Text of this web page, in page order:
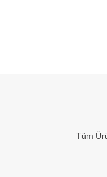
karaciğer detoksu için
Vitaminlerin yarattığı
Tahinin içerdiği B-15 ve
başında, antioksidan
cilt ve göz sağlığı
Tüm